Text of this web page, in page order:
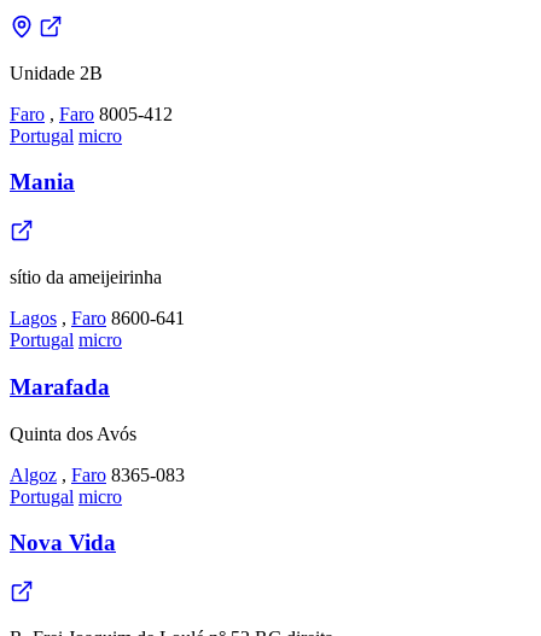
Unidade 2B
Faro , Faro 8005-412
Portugal micro
Mania
sítio da ameijeirinha
Lagos , Faro 8600-641
Portugal micro
Marafada
Quinta dos Avós
Algoz , Faro 8365-083
Portugal micro
Nova Vida